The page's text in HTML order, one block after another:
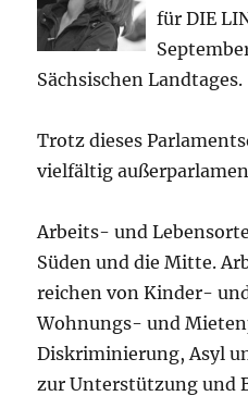
für DIE
Sächsischen Landtages.
Trotz dieses
vielfältig
Arbeits- und
Süden und die Mitte.
reichen von Kinder-
Wohnungs- und
Diskriminierung, Asyl
zur Unterstützung und